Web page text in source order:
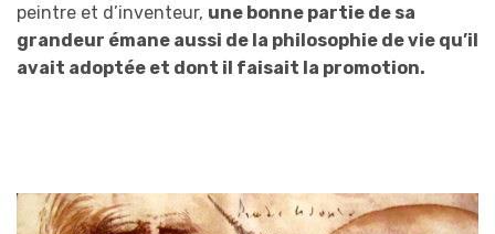
peintre et d’inventeur, une bonne partie de sa
grandeur émane aussi de la philosophie de vie qu’il
avait adoptée et dont il faisait la promotion.